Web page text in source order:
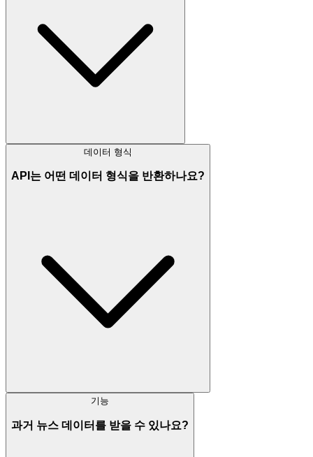
데이터 형식
API는 어떤 데이터 형식을 반환하나요?
기능
과거 뉴스 데이터를 받을 수 있나요?